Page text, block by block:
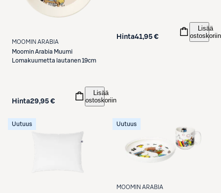
MOOMIN ARABIA
Moomin Arabia Muumi
Lomakuumetta lautanen 19cm
Hinta29,95 €
Lisää
ostoskoriin
Hinta41,95 €
Lisää
ostoskoriin
Uutuus Uutuus
MOOMIN ARABIA